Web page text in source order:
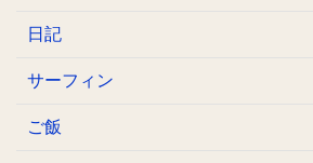
日記
サーフィン
ご飯